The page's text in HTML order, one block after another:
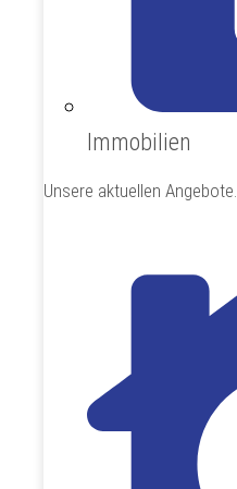
Immobilien
Unsere aktuellen Angebote.